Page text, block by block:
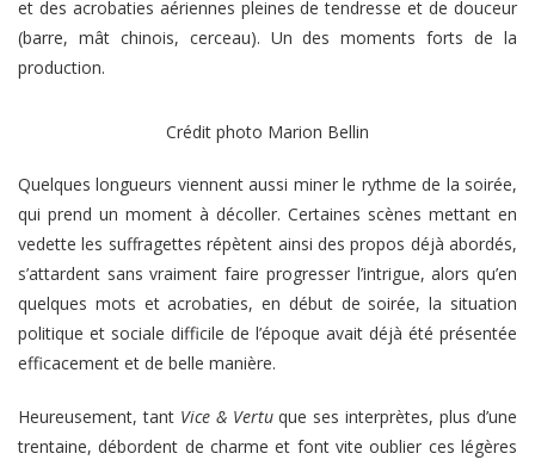
et des acrobaties aériennes pleines de tendresse et de douceur
(barre, mât chinois, cerceau). Un des moments forts de la
production.
Crédit photo Marion Bellin
Quelques longueurs viennent aussi miner le rythme de la soirée,
qui prend un moment à décoller. Certaines scènes mettant en
vedette les suffragettes répètent ainsi des propos déjà abordés,
s’attardent sans vraiment faire progresser l’intrigue, alors qu’en
quelques mots et acrobaties, en début de soirée, la situation
politique et sociale difficile de l’époque avait déjà été présentée
efficacement et de belle manière.
Heureusement, tant Vice & Vertuque ses interprètes, plus d’une
trentaine, débordent de charme et font vite oublier ces légères